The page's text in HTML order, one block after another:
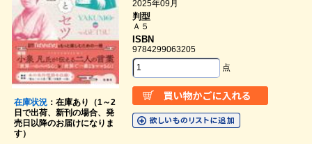
在庫状況：在庫あり（1～2
日で出荷、新刊の場合、発
売日以降のお届けになりま
す）
2025年09月
判型
Ａ５
ISBN
9784299063205
点